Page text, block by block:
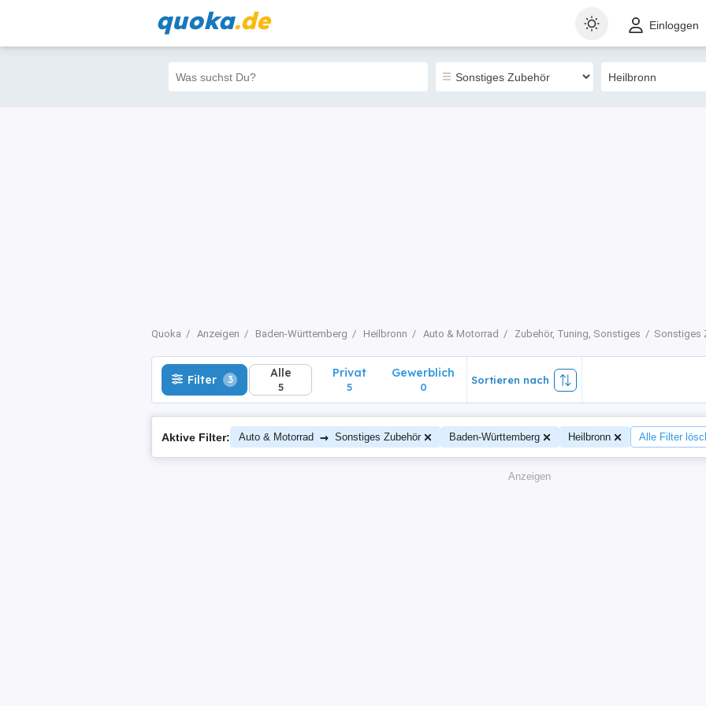
quoka.de Einloggen
Quoka Anzeigen Baden-Württemberg Heilbronn Auto & Motorrad Zubehör, Tuning, Sonstiges Sonstiges
Filter 3 Alle
5
Filter 3 Alle
5
Privat
5
Gewerblich
0
Sortieren nach
Aktive Filter: Auto & Motorrad → Sonstiges Zubehör Baden-Württemberg Heilbronn Alle Filter
Anzeigen